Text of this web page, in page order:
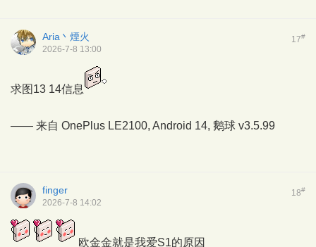
17#
Aria丶煙火
2026-7-8 13:00
求图13 14信息
—— 来自 OnePlus LE2100, Android 14, 鹅球 v3.5.99
18#
finger
2026-7-8 14:02
欧金金就是我爱S1的原因